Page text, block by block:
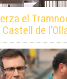
el
de